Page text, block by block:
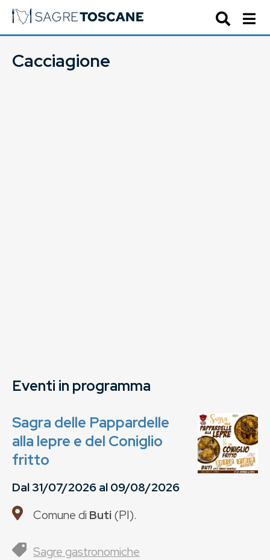
Cacciagione
Eventi in programma
Sagra delle Pappardelle
alla lepre e del Coniglio
fritto
Dal31/07/2026al09/08/2026
Comune di Buti(PI).
Sagre gastronomiche